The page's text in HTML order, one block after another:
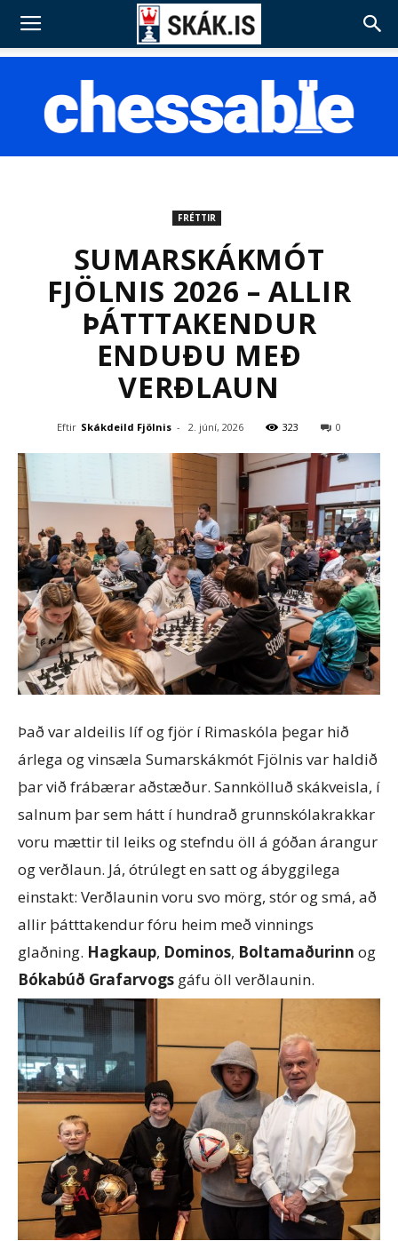
FRÉTTIR
SUMARSKÁKMÓT
FJÖLNIS 2026 – ALLIR
ÞÁTTTAKENDUR
ENDUÐU MEÐ
VERÐLAUN
Eftir Skákdeild Fjölnis - 2. júní, 2026 323 0
Það var aldeilis líf og fjör í Rimaskóla þegar hið
árlega og vinsæla Sumarskákmót Fjölnis var haldið
þar við frábærar aðstæður. Sannkölluð skákveisla, í
salnum þar sem hátt í hundrað grunnskólakrakkar
voru mættir til leiks og stefndu öll á góðan árangur
og verðlaun. Já, ótrúlegt en satt og ábyggilega
einstakt: Verðlaunin voru svo mörg, stór og smá, að
allir þátttakendur fóru heim með vinnings
glaðning. Hagkaup, Dominos, Boltamaðurinn og
Bókabúð Grafarvogs gáfu öll verðlaunin.